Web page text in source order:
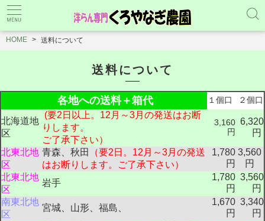
HOME 送料について
送料について
各地への送料＋箱代 １個口 ２個口
北海道地
区
(要2日以上。12月～3月の発送はお断
りします。
ご了承下さい）
3,160
円
6,320
円
北東北地
区
青森、秋田
（要2日。12月～3月の発送
はお断りします。ご了承下さい）
1,780
円
3,560
円
北東北地
区
岩手
1,780
円
3,560
円
南東北地
区
宮城、山形、福島、
1,670
円
3,340
円